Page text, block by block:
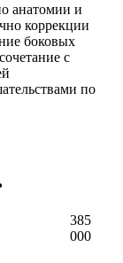
анатомии и
коррекции
боковых
с
по
385
000